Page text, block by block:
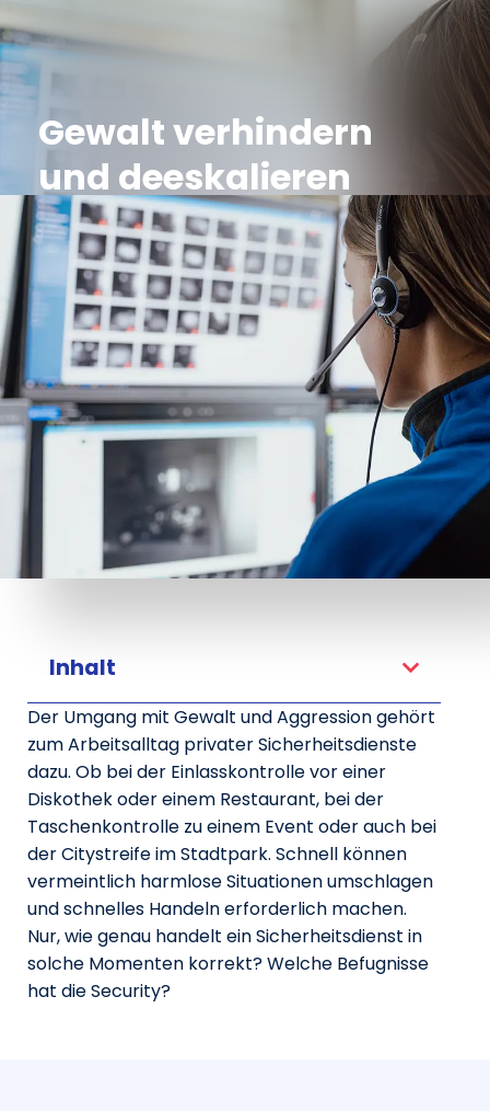
Gewalt verhindern
und deeskalieren
21. Oktober 2022
Der Umgang mit Gewalt und Aggression gehört
zum Arbeitsalltag privater Sicherheitsdienste
dazu. Ob bei der Einlasskontrolle vor einer
Diskothek oder einem Restaurant, bei der
Taschenkontrolle zu einem Event oder auch bei
der Citystreife im Stadtpark. Schnell können
vermeintlich harmlose Situationen umschlagen
und schnelles Handeln erforderlich machen.
Nur, wie genau handelt ein Sicherheitsdienst in
solche Momenten korrekt? Welche Befugnisse
hat die Security?
Inhalt